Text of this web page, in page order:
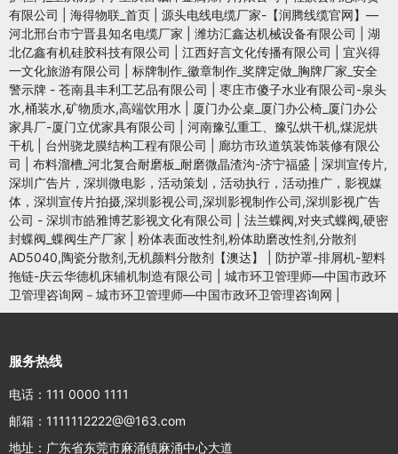
有限公司
海得物联_首页
源头电线电缆厂家-【润腾线缆官网】—
河北邢台市宁晋县知名电缆厂家
潍坊汇鑫达机械设备有限公司
湖
北亿鑫有机硅胶科技有限公司
江西好言文化传播有限公司
宜兴得
一文化旅游有限公司
标牌制作_徽章制作_奖牌定做_胸牌厂家_安全
警示牌 - 苍南县丰利工艺品有限公司
枣庄市傻子水业有限公司-泉头
水,桶装水,矿物质水,高端饮用水
厦门办公桌_厦门办公椅_厦门办公
家具厂-厦门立优家具有限公司
河南豫弘重工、豫弘烘干机,煤泥烘
干机
台州骁龙膜结构工程有限公司
廊坊市玖道筑装饰装修有限公
司
布料溜槽_河北复合耐磨板_耐磨微晶渣沟-济宁福盛
深圳宣传片,
深圳广告片，深圳微电影，活动策划，活动执行，活动推广，影视媒
体，深圳宣传片拍摄,深圳影视公司,深圳影视制作公司,深圳影视广告
公司 - 深圳市皓雅博艺影视文化有限公司
法兰蝶阀,对夹式蝶阀,硬密
封蝶阀_蝶阀生产厂家
粉体表面改性剂,粉体助磨改性剂,分散剂
AD5040,陶瓷分散剂,无机颜料分散剂【澳达】
防护罩-排屑机-塑料
拖链-庆云华德机床辅机制造有限公司
城市环卫管理师—中国市政环
卫管理咨询网－城市环卫管理师—中国市政环卫管理咨询网
服务热线
电话：111 0000 1111
邮箱：1111112222@@163.com
地址：广东省东莞市麻涌镇麻涌中心大道